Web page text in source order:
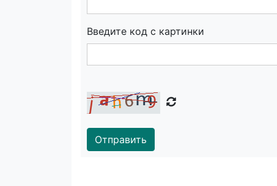
Введите код с картинки
Отправить